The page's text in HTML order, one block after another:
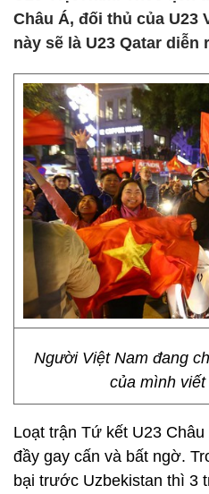
Châu Á, đối thủ của U23
này sẽ là U23 Qatar diễn
Người Việt Nam đang
của mình
Loạt trận Tứ kết U23
đầy gay cấn và bất ngờ.
bại trước Uzbekistan thì 3